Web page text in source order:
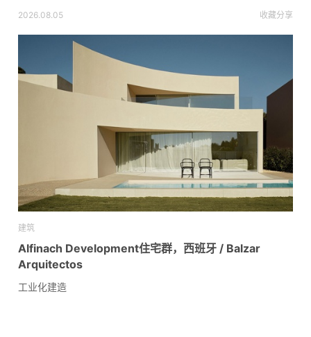
2026.08.05 收藏分享
建筑
Alfinach Development住宅群，西班牙 / Balzar
Arquitectos
工业化建造